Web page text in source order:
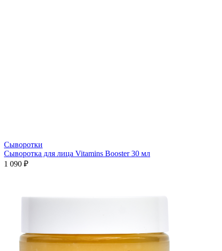
Сыворотки
Сыворотка для лица Vitamins Booster 30 мл
1 090 ₽